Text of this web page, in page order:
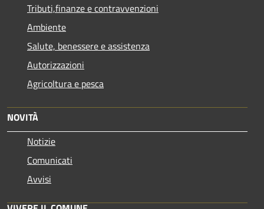
Tributi,finanze e contravvenzioni
Ambiente
Salute, benessere e assistenza
Autorizzazioni
Agricoltura e pesca
NOVITÀ
Notizie
Comunicati
Avvisi